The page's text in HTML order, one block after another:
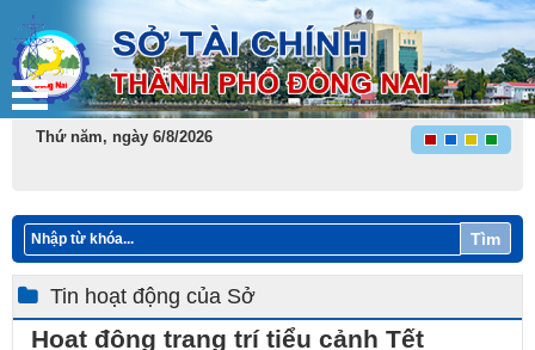
Thứ năm, ngày 6/8/2026
Tìm
Tin hoạt động của Sở
Hoạt động trang trí tiểu cảnh Tết